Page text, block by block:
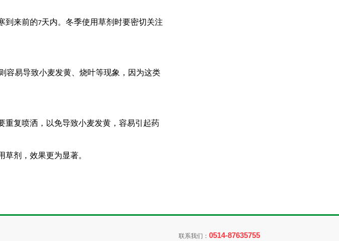
到来前的7天内。冬季使用草剂时要密切关注
容易导致小麦发黄、烧叶等现象，因为这类
重复喷洒，以免导致小麦发黄，容易引起药
剂，效果更为显著。
联系我们： 0514-87635755